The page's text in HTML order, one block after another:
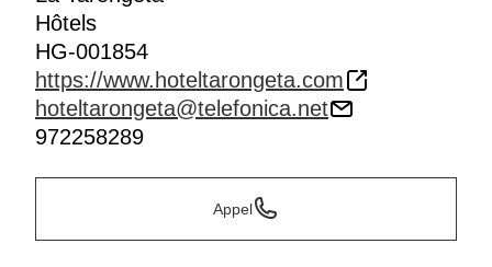
Hôtels
HG-001854
https://www.hoteltarongeta.com
hoteltarongeta@telefonica.net
972258289
Appel